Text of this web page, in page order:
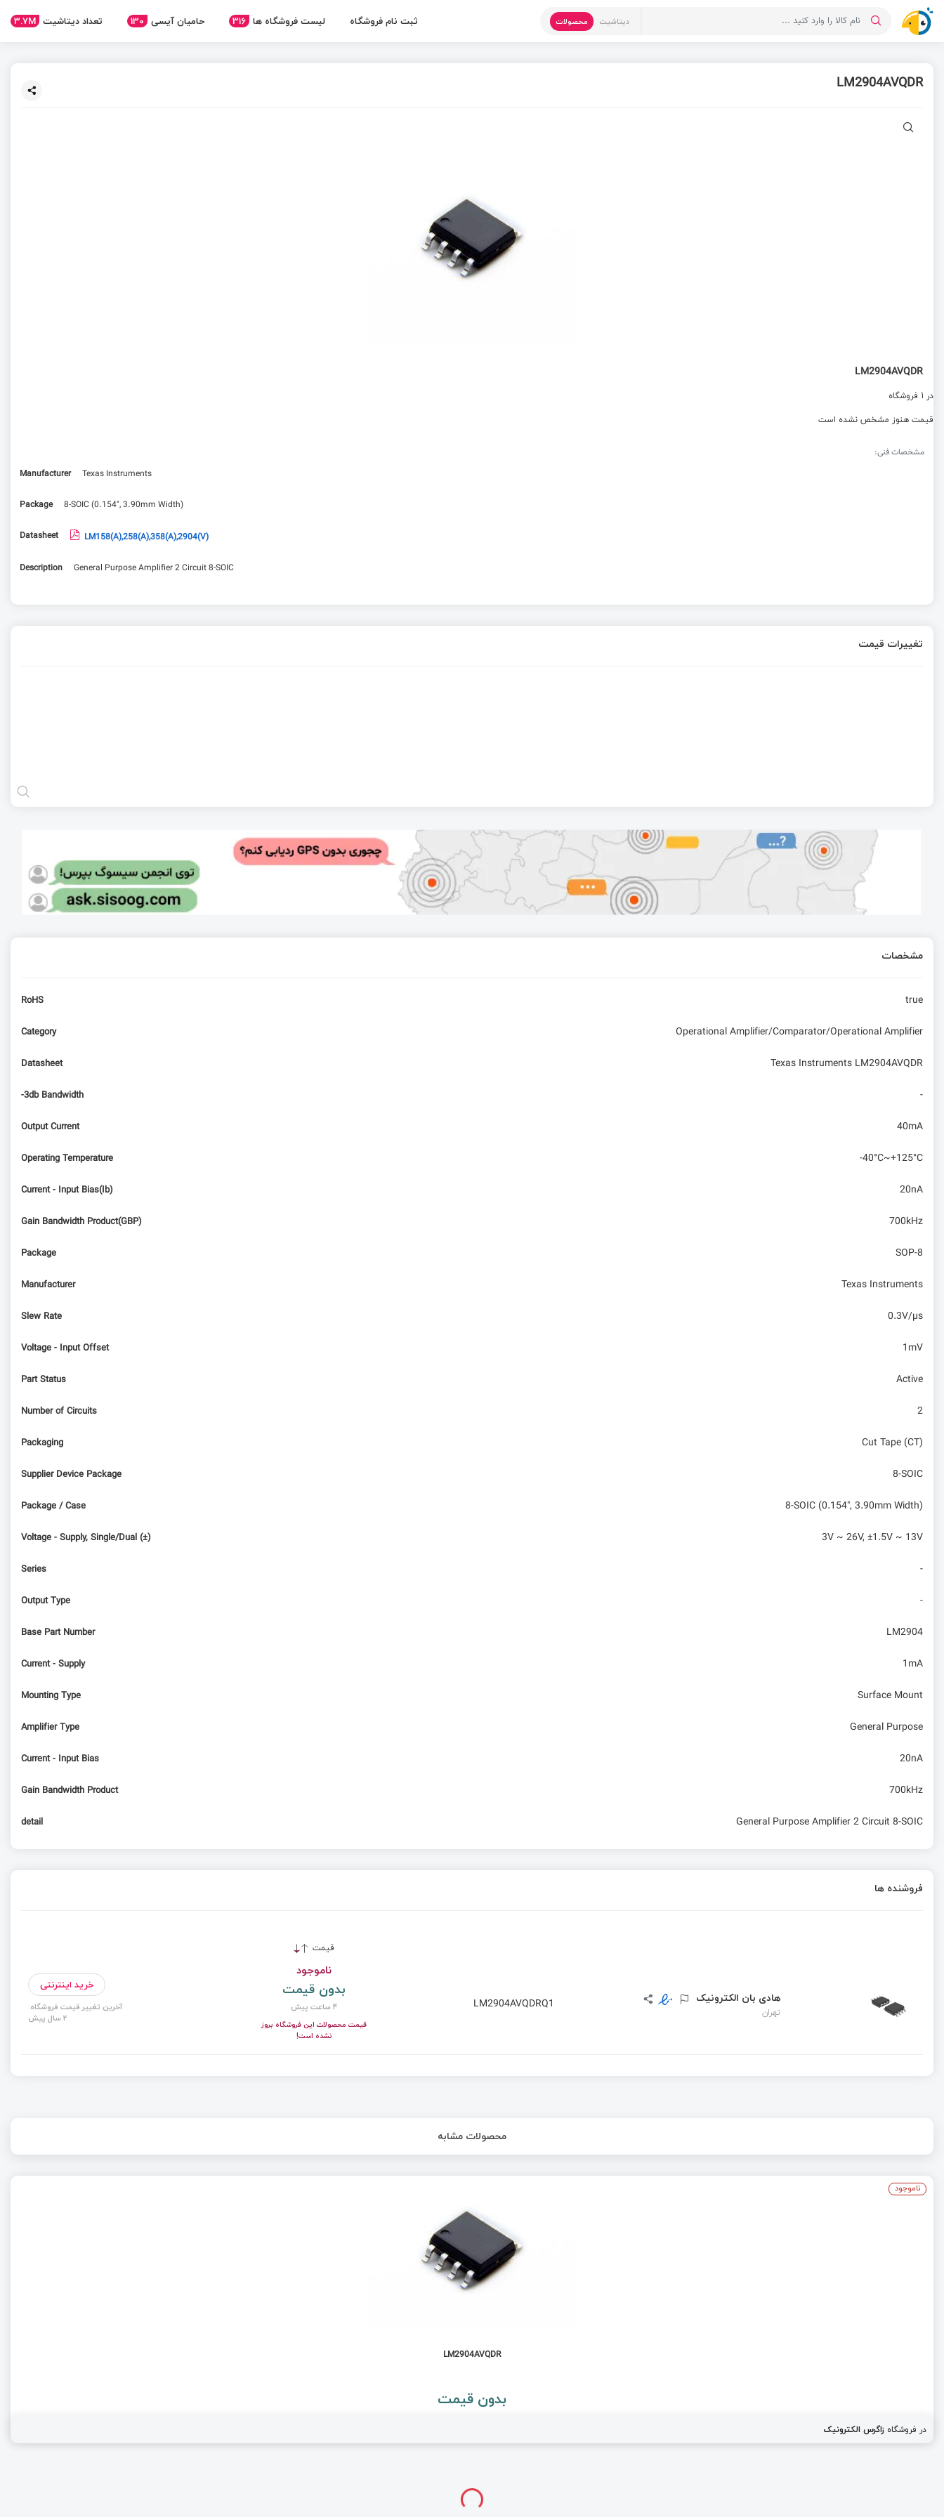
دیتاشیت محصولات ثبت نام فروشگاه لیست فروشگاه ها 316 حامیان آیسی 130 تعداد دیتاشیت 3.7M
LM2904AVQDR
LM2904AVQDR
در 1 فروشگاه
قیمت هنوز مشخص نشده است
مشخصات فنی:
Manufacturer
Texas Instruments
Package 8-SOIC (0.154", 3.90mm Width)
Datasheet LM158(A),258(A),358(A),2904(V)
Description General Purpose Amplifier 2 Circuit 8-SOIC
تغییرات قیمت
مشخصات
RoHS true
Category Operational Amplifier/Comparator/Operational Amplifier
Datasheet Texas Instruments LM2904AVQDR
-3db Bandwidth -
Output Current 40mA
Operating Temperature -40°C~+125°C
Current - Input Bias(Ib) 20nA
Gain Bandwidth Product(GBP) 700kHz
Package SOP-8
Manufacturer Texas Instruments
Slew Rate 0.3V/µs
Voltage - Input Offset 1mV
Part Status Active
Number of Circuits 2
Packaging Cut Tape (CT)
Supplier Device Package 8-SOIC
Package / Case 8-SOIC (0.154", 3.90mm Width)
Voltage - Supply, Single/Dual (±) 3V ~ 26V, ±1.5V ~ 13V
Series -
Output Type -
Base Part Number LM2904
Current - Supply 1mA
Mounting Type Surface Mount
Amplifier Type General Purpose
Current - Input Bias 20nA
Gain Bandwidth Product 700kHz
detail General Purpose Amplifier 2 Circuit 8-SOIC
فروشنده ها
قیمت
هادی بان الکترونیک
تهران
LM2904AVQDRQ1
ناموجود
بدون قیمت
4 ساعت پیش
قیمت محصولات این فروشگاه بروز
نشده است!
خرید اینترنتی
آخرین تغییر قیمت فروشگاه:
2 سال پیش
محصولات مشابه
LM2904AVQDR
بدون قیمت
در فروشگاه زاگرس الکترونیک
ناموجود